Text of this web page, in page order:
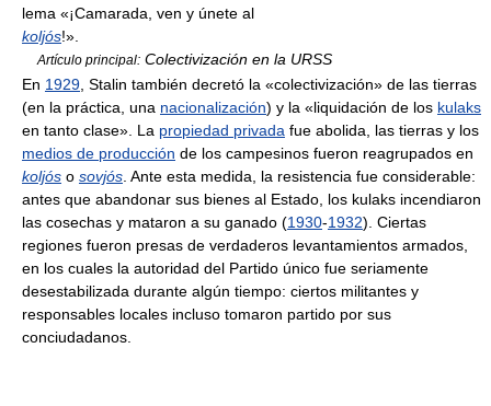
lema «¡Camarada, ven y únete al
koljós!».
Artículo principal: Colectivización en la URSS
En 1929, Stalin también decretó la «colectivización» de las tierras
(en la práctica, una nacionalización) y la «liquidación de los kulaks
en tanto clase». La propiedad privada fue abolida, las tierras y los
medios de producción de los campesinos fueron reagrupados en
koljós o sovjós. Ante esta medida, la resistencia fue considerable:
antes que abandonar sus bienes al Estado, los kulaks incendiaron
las cosechas y mataron a su ganado (1930-1932). Ciertas
regiones fueron presas de verdaderos levantamientos armados,
en los cuales la autoridad del Partido único fue seriamente
desestabilizada durante algún tiempo: ciertos militantes y
responsables locales incluso tomaron partido por sus
conciudadanos.